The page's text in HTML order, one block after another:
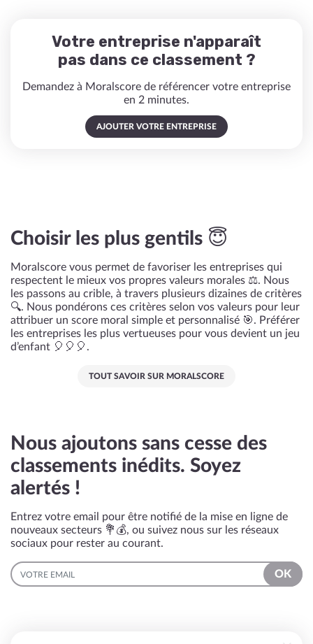
Votre entreprise n'apparaît
pas dans ce classement ?
Demandez à Moralscore de référencer votre entreprise
en 2 minutes.
AJOUTER VOTRE ENTREPRISE
Choisir les plus gentils 😇
Moralscore vous permet de favoriser les entreprises qui
respectent le mieux vos propres valeurs morales ⚖️. Nous
les passons au crible, à travers plusieurs dizaines de critères
🔍. Nous pondérons ces critères selon vos valeurs pour leur
attribuer un score moral simple et personnalisé 🎯. Préférer
les entreprises les plus vertueuses pour vous devient un jeu
d’enfant 🎈🎈🎈.
TOUT SAVOIR SUR MORALSCORE
Nous ajoutons sans cesse des
classements inédits. Soyez
alertés !
Entrez votre email pour être notifié de la mise en ligne de
nouveaux secteurs 💐💰, ou suivez nous sur les réseaux
sociaux pour rester au courant.
EMAIL
OK